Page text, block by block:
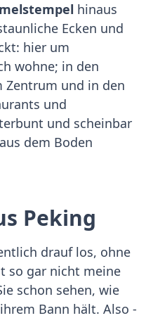
hinaus
Ecken und
hier um
wohne; in den
und in den
und
und scheinbar
dem Boden
Peking
drauf los, ohne
so gar nicht meine
schon sehen, wie
Bann hält. Also -